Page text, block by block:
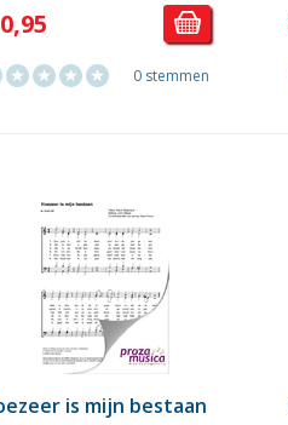
0 stemmen
is mijn bestaan